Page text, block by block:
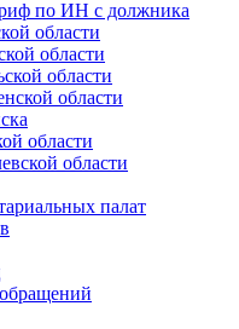
по ИН с должника
области
области
области
области
области
области
палат